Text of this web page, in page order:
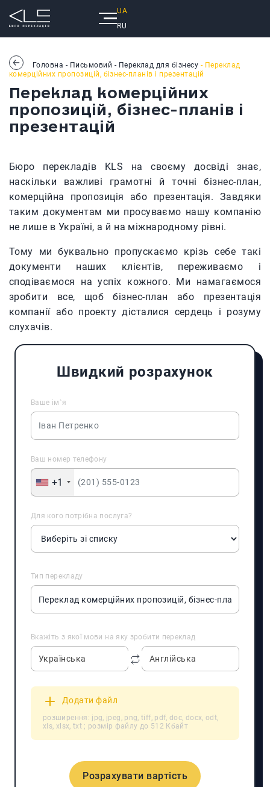
UA
RU
Головна - Письмовий - Переклад для бізнесу - Переклад
комерційних пропозицій, бізнес-планів і презентацій
Переклад комерційних
пропозицій, бізнес-планів і
презентацій
Бюро перекладів KLS на своєму досвіді знає,
наскільки важливі грамотні й точні бізнес-план,
комерційна пропозиція або презентація. Завдяки
таким документам ми просуваємо нашу компанію
не лише в Україні, а й на міжнародному рівні.
Тому ми буквально пропускаємо крізь себе такі
документи наших клієнтів, переживаємо і
сподіваємося на успіх кожного. Ми намагаємося
зробити все, щоб бізнес-план або презентація
компанії або проекту дісталися сердець і розуму
слухачів.
Швидкий розрахунок
Ваше ім`я
Ваш номер телефону
+1
Для кого потрібна послуга?
Тип перекладу
Вкажіть з якої мови на яку зробити переклад
Українська Англійська
Додати файл
розширення: jpg, jpeg, png, tiff, pdf, doc, docx, odt,
xls, xlsx, txt ; розмір файлу до 512 Кбайт
Розрахувати вартість